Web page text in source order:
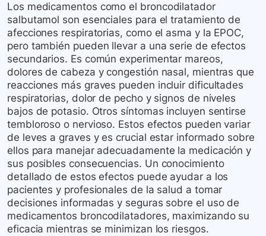
Los medicamentos como el broncodilatador
salbutamol son esenciales para el tratamiento de
afecciones respiratorias, como el asma y la EPOC,
pero también pueden llevar a una serie de efectos
secundarios. Es común experimentar mareos,
dolores de cabeza y congestión nasal, mientras que
reacciones más graves pueden incluir dificultades
respiratorias, dolor de pecho y signos de niveles
bajos de potasio. Otros síntomas incluyen sentirse
tembloroso o nervioso. Estos efectos pueden variar
de leves a graves y es crucial estar informado sobre
ellos para manejar adecuadamente la medicación y
sus posibles consecuencias. Un conocimiento
detallado de estos efectos puede ayudar a los
pacientes y profesionales de la salud a tomar
decisiones informadas y seguras sobre el uso de
medicamentos broncodilatadores, maximizando su
eficacia mientras se minimizan los riesgos.